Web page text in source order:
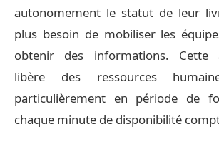
autonomement le statut de leur
plus besoin de mobiliser les
obtenir des informations. Cette
libère des ressources
particulièrement en période de
chaque minute de disponibilité